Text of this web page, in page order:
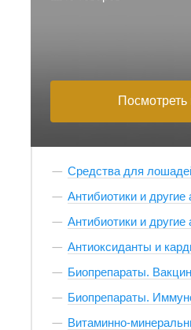
Посмотреть
Средства для
Антиоксиданты и
Биопрепараты.